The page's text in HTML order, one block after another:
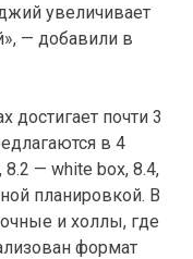
увеличивает
— добавили в
достигает почти 3
в 4
8.2 — white box, 8.4,
планировкой. В
и холлы, где
формат